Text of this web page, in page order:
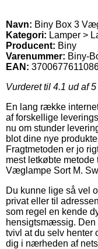
Navn: Biny Box 3
Kategori: Lamper >
Producent: Biny
Varenummer: Biny-
EAN:
Vurderet til 4.1 ud af
En lang række
af forskellige
nu om stunder
blot dine nye
Fragtmetoden er jo
mest letkøbte
Væglampe Sort M.
Du kunne lige så vel
privat eller til
som regel en kende
hensigtsmæssig. Den
tvivl at du selv henter
dig i nærheden af